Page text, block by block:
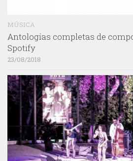
MÚSICA
Antologías completas de
Spotify
23/08/2018